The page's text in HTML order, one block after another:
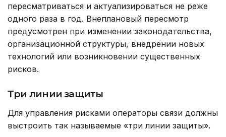
пересматриваться и актуализироваться не реже
одного раза в год. Внеплановый пересмотр
предусмотрен при изменении законодательства,
организационной структуры, внедрении новых
технологий или возникновении существенных
рисков.
Три линии защиты
Для управления рисками операторы связи должны
выстроить так называемые «три линии защиты».